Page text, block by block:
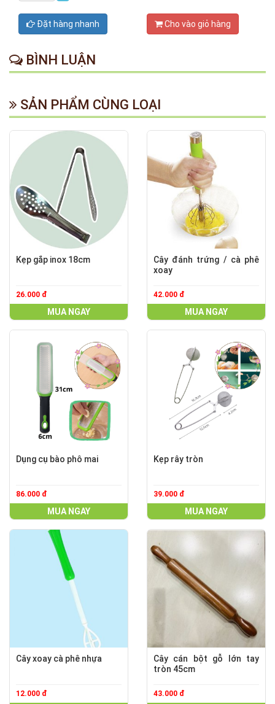
Đặt hàng nhanh Cho vào giỏ hàng
BÌNH LUẬN
SẢN PHẨM CÙNG LOẠI
Kẹp gắp inox 18cm
26.000 đ
MUA NGAY
Cây đánh trứng / cà phê
xoay
42.000 đ
MUA NGAY
Dụng cụ bào phô mai
86.000 đ
MUA NGAY
Kẹp rây tròn
39.000 đ
MUA NGAY
Cây xoay cà phê nhựa
12.000 đ
Cây cán bột gỗ lớn tay
tròn 45cm
43.000 đ